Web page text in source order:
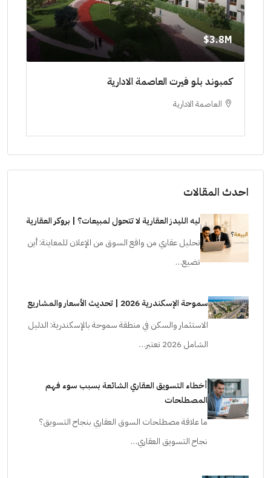
3.8M$
كمبوند بلو فيرت العاصمة الادارية
العاصمة الادارية
احدث المقالات
ليه الليدز العقارية لا تتحول لمبيعات؟ | بروكر العقارية
تحليل عقاري من واقع السوق من الإعلان للمعاينة: أين
تضيع…
سموحة الإسكندرية 2026 | تحديث الأسعار والمشاريع
الاستثمار والسكن في منطقة سموحة بالإسكندرية: الدليل
الشامل 2026 تعتبر…
أخطاء التسويق العقاري الشائعة بسبب سوء فهم
المصطلحات
ما علاقة مصطلحات السوق العقاري بنجاح التسويق؟
نجاح التسويق العقاري…